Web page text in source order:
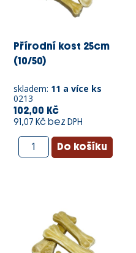
Přírodní kost 25cm
(10/50)
skladem: 11 a více ks
0213
102,00 Kč
91,07 Kč bez DPH